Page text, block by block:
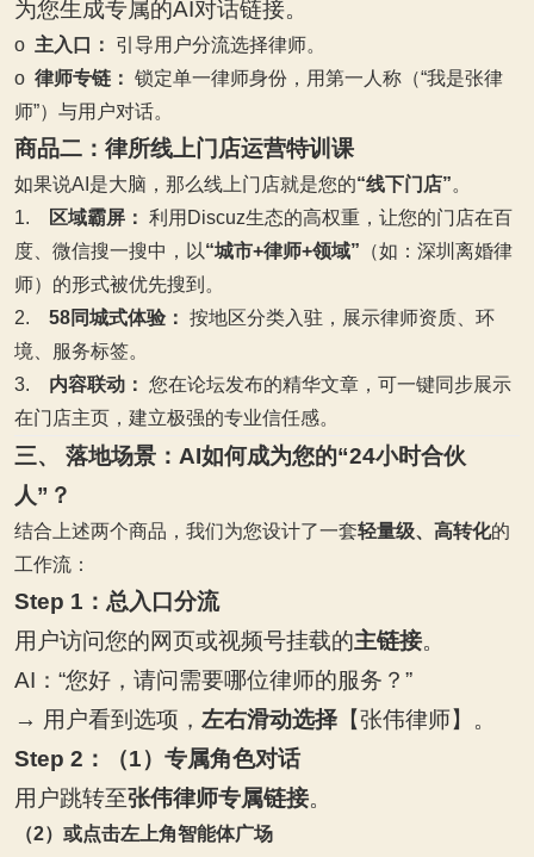
为您生成专属的AI对话链接。
o 主入口：
​ 引导用户分流选择律师。
o 律师专链： ​ 锁定单一律师身份，用第一人称（“我是张律
师”）与用户对话。
商品二：律所线上门店运营特训课
如果说AI是大脑，那么线上门店就是您的“线下门店”。
1.
区域霸屏： ​ 利用Discuz生态的高权重，让您的门店在百
度、微信搜一搜中，以“城市+律师+领域” （如：深圳离婚律
师）的形式被优先搜到。
2. 58同城式体验： ​ 按地区分类入驻，展示律师资质、环
境、服务标签。
3. 内容联动： ​ 您在论坛发布的精华文章，可一键同步展示
在门店主页，建立极强的专业信任感。
三、 落地场景：AI如何成为您的“24小时合伙
人”？
结合上述两个商品，我们为您设计了一套轻量级、高转化的
工作流：
Step 1 ：总入口分流
用户访问您的网页或视频号挂载的主链接。
AI ：“您好，请问需要哪位律师的服务？”
→ 用户看到选项， 左右滑动选择 【张伟律师】。
Step 2 ：（1）专属角色对话
用户跳转至张伟律师专属链接。
（2）或点击左上角智能体广场